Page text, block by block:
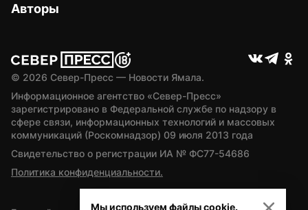
Авторы
© 2026 Север-Пресс — Новости Ямала.
Информационное агентство «Север-Пресс»
зарегистрировано в Федеральной службе по надзору в
сфере связи, информационных технологий и массовых
коммуникаций (Роскомнадзор) 09 июля 2013 года
Свидетельство о регистрации ИА № ФС77-54686
Политика конфиденциальности.
Мы используем файлы cookie.